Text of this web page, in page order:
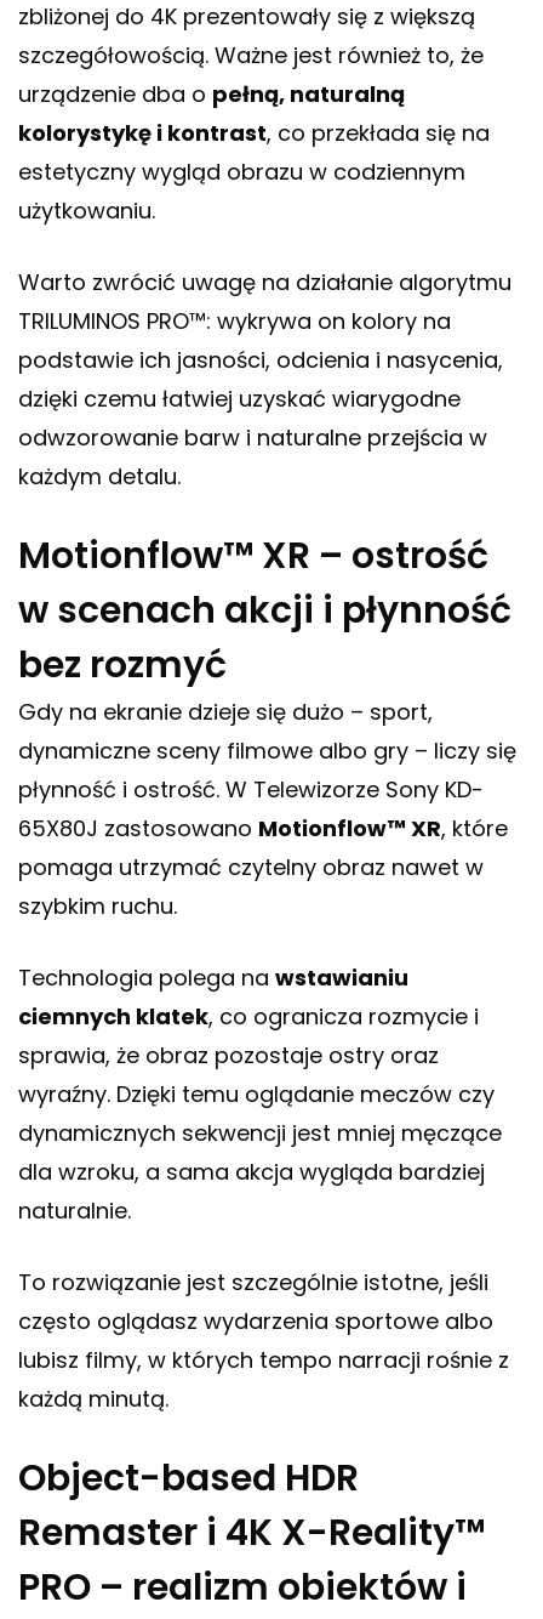
zbliżonej do 4K prezentowały się z większą
szczegółowością. Ważne jest również to, że
urządzenie dba o pełną, naturalną
kolorystykę i kontrast, co przekłada się na
estetyczny wygląd obrazu w codziennym
użytkowaniu.
Warto zwrócić uwagę na działanie algorytmu
TRILUMINOS PRO™: wykrywa on kolory na
podstawie ich jasności, odcienia i nasycenia,
dzięki czemu łatwiej uzyskać wiarygodne
odwzorowanie barw i naturalne przejścia w
każdym detalu.
Motionflow™ XR – ostrość
w scenach akcji i płynność
bez rozmyć
Gdy na ekranie dzieje się dużo – sport,
dynamiczne sceny filmowe albo gry – liczy się
płynność i ostrość. W Telewizorze Sony KD-
65X80J zastosowano Motionflow™ XR, które
pomaga utrzymać czytelny obraz nawet w
szybkim ruchu.
Technologia polega na wstawianiu
ciemnych klatek, co ogranicza rozmycie i
sprawia, że obraz pozostaje ostry oraz
wyraźny. Dzięki temu oglądanie meczów czy
dynamicznych sekwencji jest mniej męczące
dla wzroku, a sama akcja wygląda bardziej
naturalnie.
To rozwiązanie jest szczególnie istotne, jeśli
często oglądasz wydarzenia sportowe albo
lubisz filmy, w których tempo narracji rośnie z
każdą minutą.
Object-based HDR
Remaster i 4K X-Reality™
PRO – realizm obiektów i